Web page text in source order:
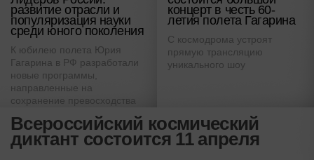
развитие отрасли и
популяризация науки
среди юного поколения
К юбилею полета Юрия
Гагарина в РФ разработали
новые программы,
направленные на
сохранение превосходства
нашей страны в космосе
концерт в честь 60-
летия полета Гагарина
С космодрома устроят
прямую трансляцию
уникального шоу
Всероссийский космический
диктант состоится 11 апреля